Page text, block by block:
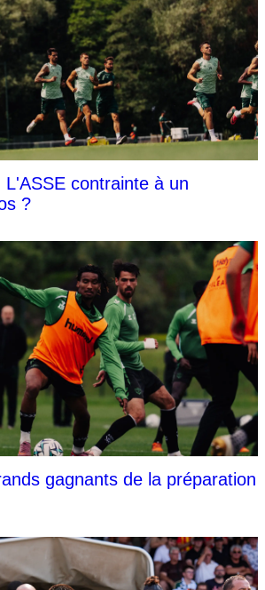
contrainte à un
?
gagnants de la préparation